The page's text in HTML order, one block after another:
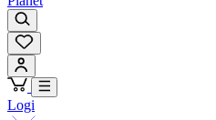
Logi